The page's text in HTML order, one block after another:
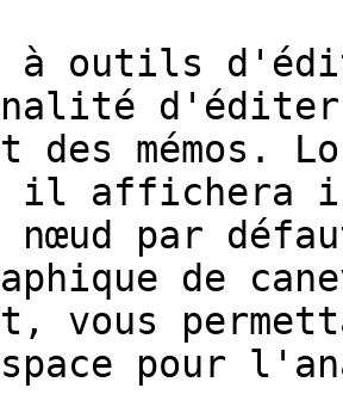
à outils
d'éditer
des mémos.
il affichera
nœud par
de
vous
pour